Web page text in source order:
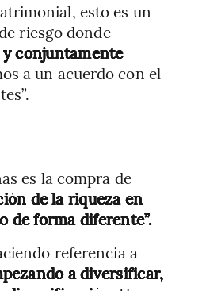
esto es un
riesgo donde
conjuntamente
a un acuerdo con el
es la compra de
de la riqueza en
de forma diferente”.
referencia a
a diversificar,